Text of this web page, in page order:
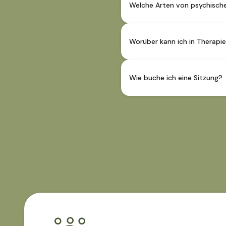
Sprachabdeckung finden
Welche Arten von
Angstzuständen, Trauma,
Worüber kann ich in
entscheiden selbst, welche
Wie buche ich eine Sitzung?
Dank dem Anfrageformular